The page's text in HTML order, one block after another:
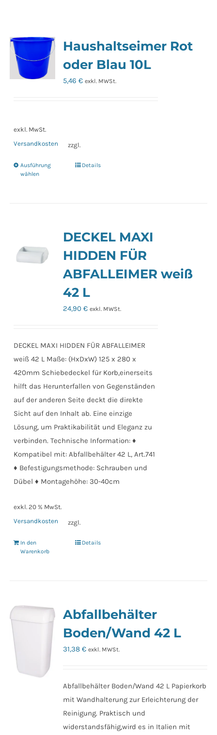
Haushaltseimer Rot
oder Blau 10L
5,46€ exkl. MWSt.
exkl. MwSt.
zzgl.
Versandkosten
Ausführung
wählen
Dieses
auf.
Die
Optionen
können
auf
werden
Details
DECKEL MAXI
HIDDEN FÜR
ABFALLEIMER weiß
42 L
24,90€ exkl. MWSt.
DECKEL MAXI HIDDEN FÜR ABFALLEIMER
weiß 42 L Maße: (HxDxW) 125 x 280 x
420mm Schiebedeckel für Korb,einerseits
hilft das Herunterfallen von Gegenständen
auf der anderen Seite deckt die direkte
Sicht auf den Inhalt ab. Eine einzige
Lösung, um Praktikabilität und Eleganz zu
verbinden. Technische Information: ♦
Kompatibel mit: Abfallbehälter 42 L, Art.741
♦ Befestigungsmethode: Schrauben und
Dübel ♦ Montagehöhe: 30-40cm
exkl. 20 % MwSt.
zzgl.
Versandkosten
In den
Warenkorb
Details
Abfallbehälter
Boden/Wand 42 L
31,38€ exkl. MWSt.
Abfallbehälter Boden/Wand 42 L Papierkorb
mit Wandhalterung zur Erleichterung der
Reinigung. Praktisch und
widerstandsfähig,wird es in Italien mit